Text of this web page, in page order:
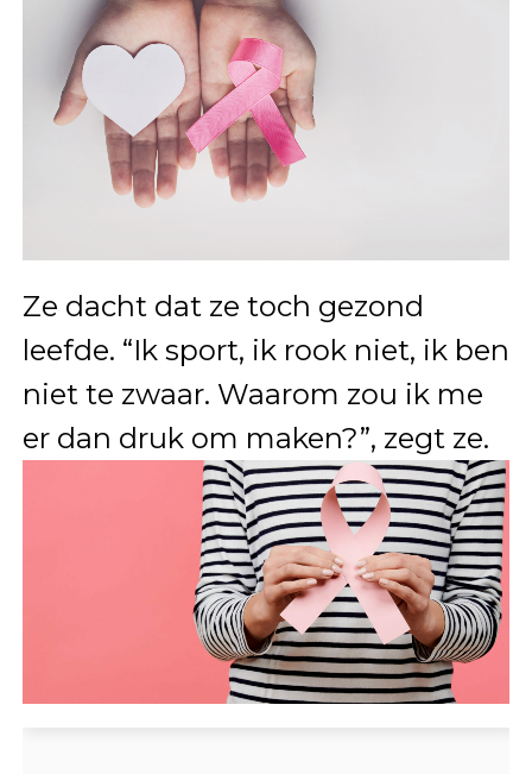
Ze dacht dat ze toch gezond
leefde. “Ik sport, ik rook niet, ik ben
niet te zwaar. Waarom zou ik me
er dan druk om maken?”, zegt ze.